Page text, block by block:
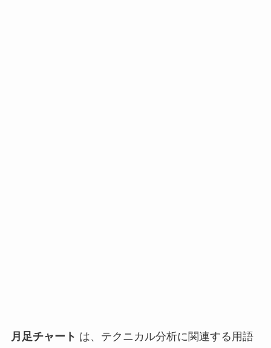
月足チャート は、テクニカル分析に関連する用語